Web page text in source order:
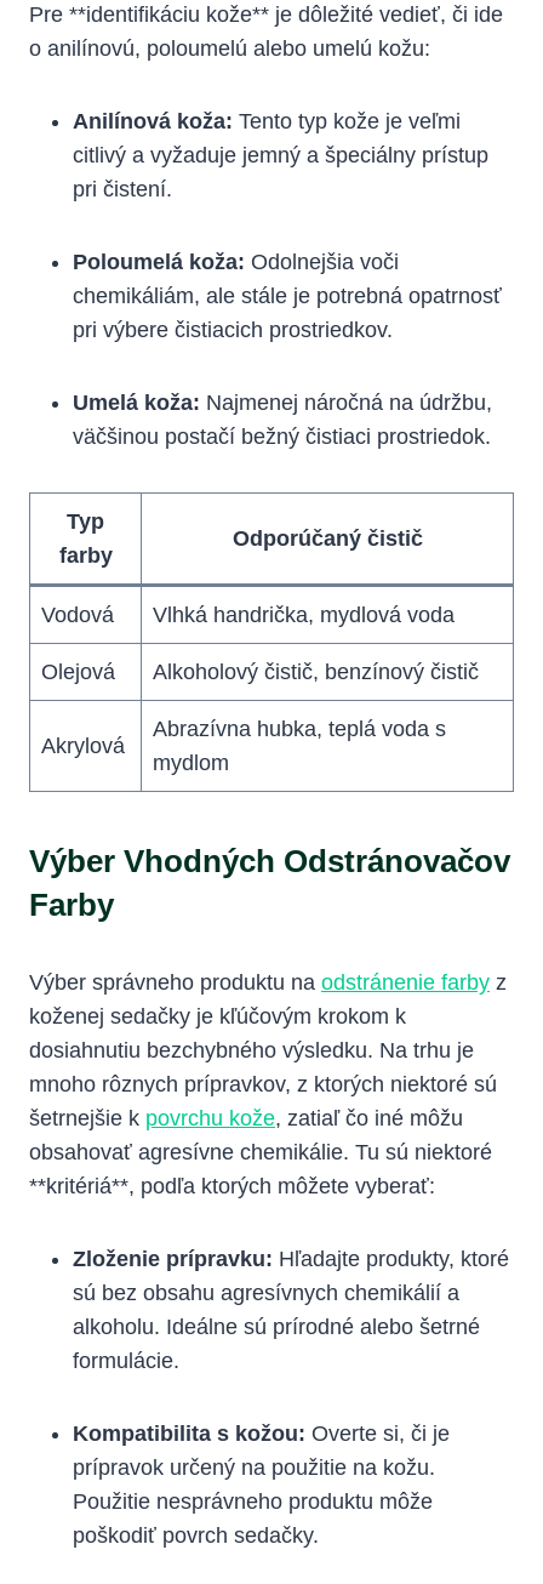
Pre **identifikáciu kože** je dôležité vedieť, či ide
o anilínovú, poloumelú alebo umelú kožu:
Anilínová koža: Tento typ kože je veľmi
citlivý a vyžaduje jemný a špeciálny prístup
pri čistení.
Poloumelá koža: Odolnejšia voči
chemikáliám, ale stále je potrebná opatrnosť
pri výbere čistiacich prostriedkov.
Umelá koža: Najmenej náročná na údržbu,
väčšinou postačí bežný čistiaci prostriedok.
Typ
farby
Odporúčaný čistič
Vodová Vlhká handrička, mydlová voda
Olejová Alkoholový čistič, benzínový čistič
Akrylová
Abrazívna hubka, teplá voda s
mydlom
Výber Vhodných Odstránovačov
Farby
Výber správneho produktu na odstránenie farby z
koženej sedačky je kľúčovým krokom k
dosiahnutiu bezchybného výsledku. Na trhu je
mnoho rôznych prípravkov, z ktorých niektoré sú
šetrnejšie k povrchu kože, zatiaľ čo iné môžu
obsahovať agresívne chemikálie. Tu sú niektoré
**kritériá**, podľa ktorých môžete vyberať:
Zloženie prípravku: Hľadajte produkty, ktoré
sú bez obsahu agresívnych chemikálií a
alkoholu. Ideálne sú prírodné alebo šetrné
formulácie.
Kompatibilita s kožou: Overte si, či je
prípravok určený na použitie na kožu.
Použitie nesprávneho produktu môže
poškodiť povrch sedačky.